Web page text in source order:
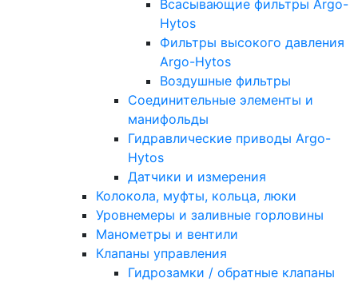
Всасывающие фильтры Argo-
Hytos
Фильтры высокого давления
Argo-Hytos
Воздушные фильтры
Соединительные элементы и
манифольды
Гидравлические приводы Argo-
Hytos
Датчики и измерения
Колокола, муфты, кольца, люки
Уровнемеры и заливные горловины
Манометры и вентили
Клапаны управления
Гидрозамки / обратные клапаны